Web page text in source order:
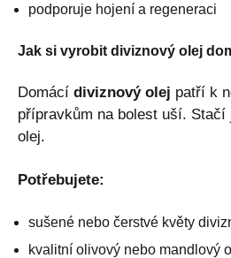
podporuje hojení a regeneraci
Jak si vyrobit diviznový olej
Domácí diviznový olej patří k
přípravkům na bolest uší.
olej.
Potřebujete:
sušené nebo čerstvé květy
kvalitní olivový nebo mandlový